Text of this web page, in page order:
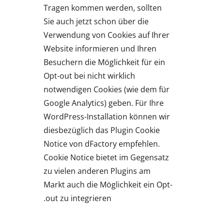
Tragen kommen werden, sollten
Sie auch jetzt schon über die
Verwendung von Cookies auf Ihrer
Website informieren und Ihren
Besuchern die Möglichkeit für ein
Opt-out bei nicht wirklich
notwendigen Cookies (wie dem für
Google Analytics) geben. Für Ihre
WordPress-Installation können wir
diesbezüglich das Plugin Cookie
Notice von dFactory empfehlen.
Cookie Notice bietet im Gegensatz
zu vielen anderen Plugins am
Markt auch die Möglichkeit ein Opt-
out zu integrieren.